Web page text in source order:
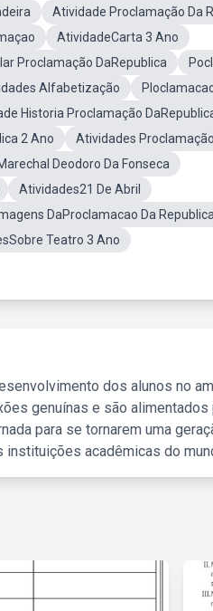
Atividade Proclamação Da
AtividadeCarta 3 Ano
Proclamação DaRepublica
Alfabetização
Historia Proclamação
2 Ano
Atividades
Deodoro Da Fonseca
Atividades21 De Abril
DaProclamacao Da Republica
Teatro 3 Ano
dos alunos no
genuínas e são alimentados
para se tornarem uma
acadêmicas do